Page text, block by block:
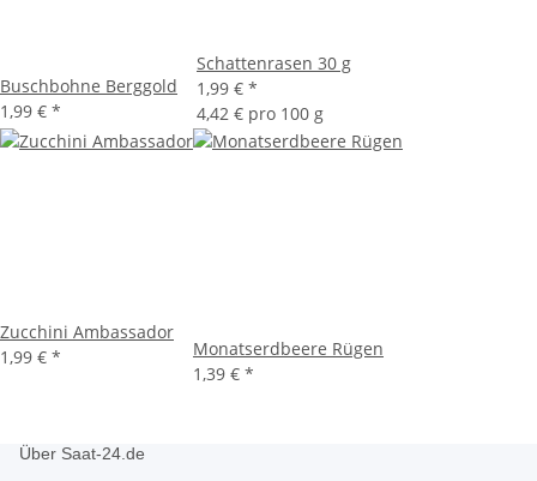
Buschbohne Berggold
1,99 € *
Schattenrasen 30 g
1,99 € *
4,42 € pro 100 g
Zucchini Ambassador
1,99 € *
Monatserdbeere Rügen
1,39 € *
Über Saat-24.de